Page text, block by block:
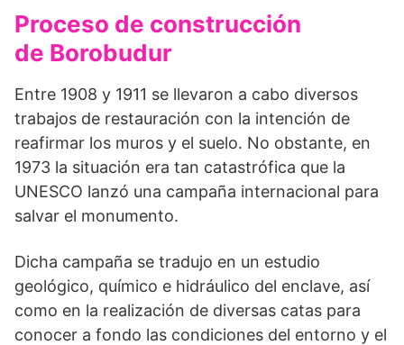
Proceso de construcción
de Borobudur
Entre 1908 y 1911 se llevaron a cabo diversos
trabajos de restauración con la intención de
reafirmar los muros y el suelo. No obstante, en
1973 la situación era tan catas­trófica que la
UNESCO lanzó una campaña interna­cional para
salvar el monumento.
Dicha campaña se tradujo en un estudio
geológico, químico e hidráulico del enclave, así
como en la realización de diversas catas para
conocer a fondo las condiciones del entorno y el